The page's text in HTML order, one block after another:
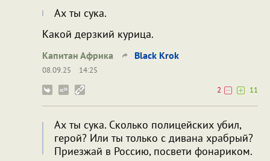
Ах ты сука.
Какой дерзкий курица.
Капитан Африка Black Krok
08.09.25
14:25
2
11
Ах ты сука. Сколько полицейских убил,
герой? Или ты только с дивана храбрый?
Приезжай в Россию, посвети фонариком.